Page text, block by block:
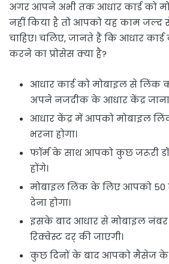
अगर आपने अभी तक आधार कार्ड को
नहीं किया है तो आपको यह काम
चाहिए। चलिए, जानते हैं कि आधार
करने का प्रोसेस क्या है?
आधार कार्ड को मोबाइल से
अपने नजदीक के आधार केंद्र जाना
आधार केंद्र में आपको मोबाइल
भरना होगा।
फॉर्म के साथ आपको कुछ जरूरी
होंगे।
मोबाइल लिंक के लिए आपको
देना होगा।
इसके बाद आधार से मोबाइल
रिक्वेस्ट दर् की जाएगी।
कुछ दिनों के बाद आपको मैसेज के